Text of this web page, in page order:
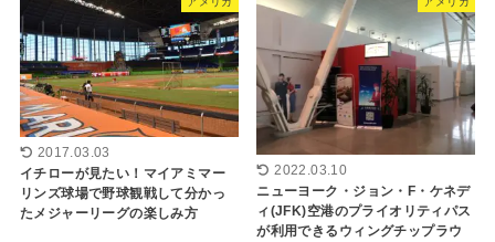
2017.03.03
イチローが見たい！マイアミマー
リンズ球場で野球観戦して分かっ
たメジャーリーグの楽しみ方
2022.03.10
ニューヨーク・ジョン・F・ケネデ
ィ(JFK)空港のプライオリティパス
が利用できるウィングチップラウ